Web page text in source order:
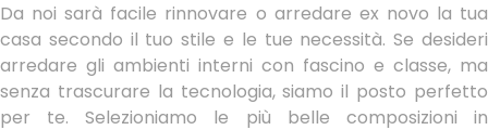
Da noi sarà facile rinnovare o arredare ex novo la tua
casa secondo il tuo stile e le tue necessità. Se desideri
arredare gli ambienti interni con fascino e classe, ma
senza trascurare la tecnologia, siamo il posto perfetto
per te. Selezioniamo le più belle composizioni in